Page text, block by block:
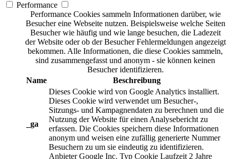
Performance
Performance Cookies sammeln Informationen darüber, wie
Besucher eine Webseite nutzen. Beispielsweise welche Seiten
Besucher wie häufig und wie lange besuchen, die Ladezeit
der Website oder ob der Besucher Fehlermeldungen angezeigt
bekommen. Alle Informationen, die diese Cookies sammeln,
sind zusammengefasst und anonym - sie können keinen
Besucher identifizieren.
Name
Beschreibung
_ga
Dieses Cookie wird von Google Analytics installiert.
Dieses Cookie wird verwendet um Besucher-,
Sitzungs- und Kampagnendaten zu berechnen und die
Nutzung der Website für einen Analysebericht zu
erfassen. Die Cookies speichern diese Informationen
anonym und weisen eine zufällig generierte Nummer
Besuchern zu um sie eindeutig zu identifizieren.
Anbieter Google Inc. Typ Cookie Laufzeit 2 Jahre